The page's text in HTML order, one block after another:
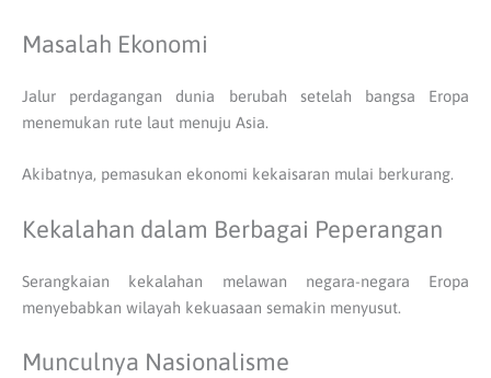
Masalah Ekonomi
Jalur perdagangan dunia berubah setelah bangsa Eropa
menemukan rute laut menuju Asia.
Akibatnya, pemasukan ekonomi kekaisaran mulai berkurang.
Kekalahan dalam Berbagai Peperangan
Serangkaian kekalahan melawan negara-negara Eropa
menyebabkan wilayah kekuasaan semakin menyusut.
Munculnya Nasionalisme